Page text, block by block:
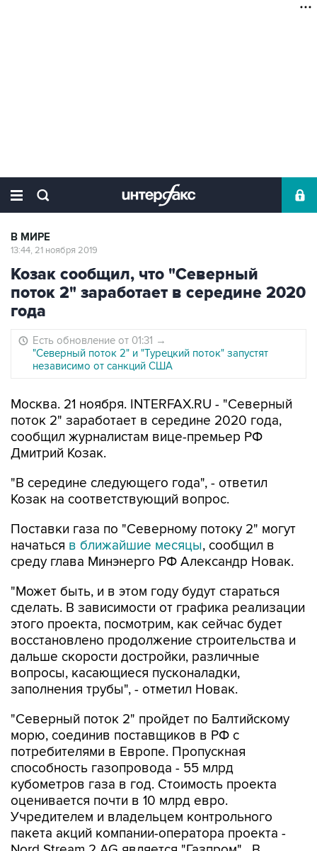
В МИРЕ
13:44, 21 ноября 2019
Козак сообщил, что "Северный
поток 2" заработает в середине 2020
года
Есть обновление от 01:31 →
"Северный поток 2" и "Турецкий поток" запустят
независимо от санкций США
Москва. 21 ноября. INTERFAX.RU - "Северный
поток 2" заработает в середине 2020 года,
сообщил журналистам вице-премьер РФ
Дмитрий Козак.
"В середине следующего года", - ответил
Козак на соответствующий вопрос.
Поставки газа по "Северному потоку 2" могут
начаться в ближайшие месяцы, сообщил в
среду глава Минэнерго РФ Александр Новак.
"Может быть, и в этом году будут стараться
сделать. В зависимости от графика реализации
этого проекта, посмотрим, как сейчас будет
восстановлено продолжение строительства и
дальше скорости достройки, различные
вопросы, касающиеся пусконаладки,
заполнения трубы", - отметил Новак.
"Северный поток 2" пройдет по Балтийскому
морю, соединив поставщиков в РФ с
потребителями в Европе. Пропускная
способность газопровода - 55 млрд
кубометров газа в год. Стоимость проекта
оценивается почти в 10 млрд евро.
Учредителем и владельцем контрольного
пакета акций компании-оператора проекта -